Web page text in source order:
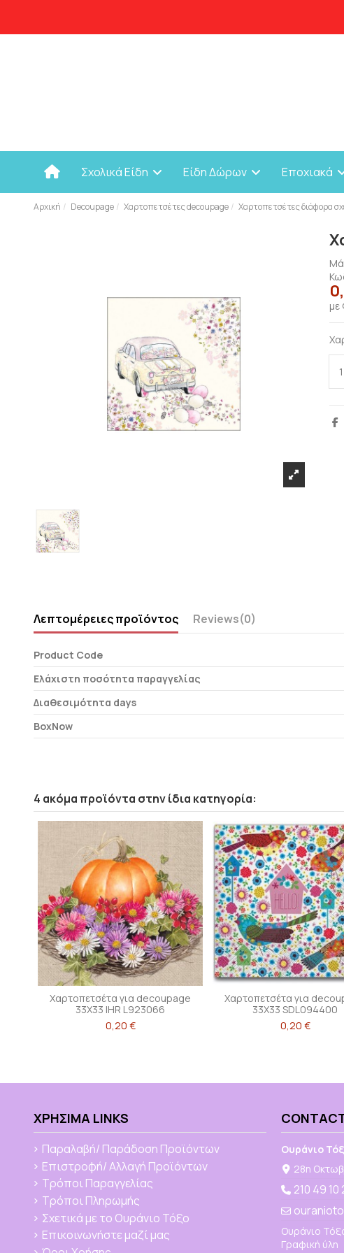
Σχολικά Είδη Είδη Δώρων Εποχιακά
Αρχική Decoupage Χαρτοπετσέτες decoupage Χαρτοπετσέτες διάφορα
με
Λεπτομέρειες προϊόντος Reviews(0)
Product Code
Ελάχιστη ποσότητα παραγγελίας
Διαθεσιμότητα days
BoxNow
4 ακόμα προϊόντα στην ίδια κατηγορία:
Χαρτοπετσέτα για decoupage
33Χ33 IHR L923066
0,20 €
Χαρτοπετσέτα για
33X33 SDL094400
0,20 €
ΧΡΉΣΙΜΑ LINKS
Παραλαβή/ Παράδοση Προϊόντων
Επιστροφή/ Αλλαγή Προϊόντων
Τρόποι Παραγγελίας
Τρόποι Πληρωμής
Σχετικά με το Ουράνιο Τόξο
Επικοινωνήστε μαζί μας
Ουράνιο
28η
210 49 10
Ουράνιο
Γραφική ύλη